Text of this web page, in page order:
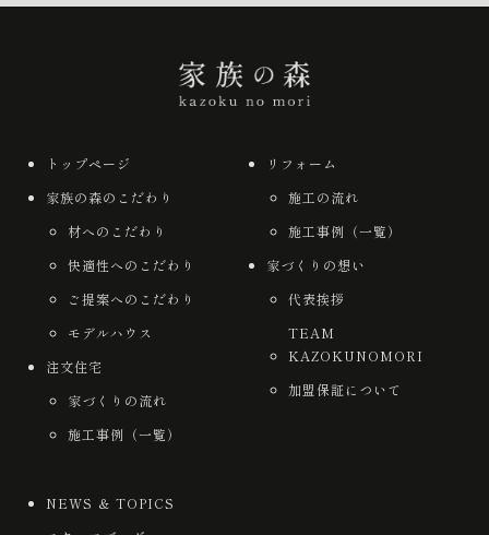
トップページ
家族の森のこだわり
材へのこだわり
快適性へのこだわり
ご提案へのこだわり
モデルハウス
注文住宅
家づくりの流れ
施工事例（一覧）
リフォーム
施工の流れ
施工事例（一覧）
家づくりの想い
代表挨拶
TEAM
KAZOKUNOMORI
加盟保証について
NEWS ＆ TOPICS